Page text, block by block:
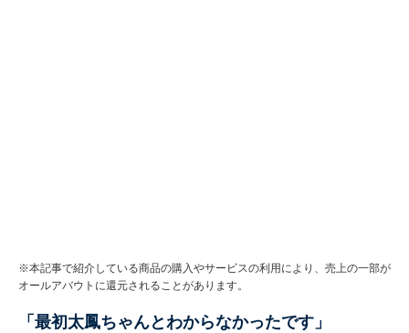
※本記事で紹介している商品の購入やサービスの利用により、売上の一部が
オールアバウトに還元されることがあります。
「最初太鳳ちゃんとわからなかったです」